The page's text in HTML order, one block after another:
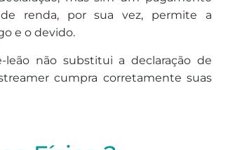
renda, por sua vez, permite a
e o devido.
leão não substitui a declaração de
cumpra corretamente suas